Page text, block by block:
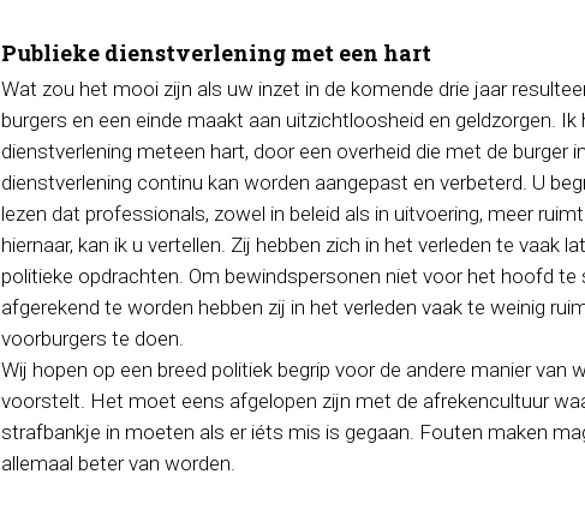
Publieke dienstverlening met een hart
Wat zou het mooi zijn als uw inzet in de komende drie jaar
burgers en een einde maakt aan uitzichtloosheid en geldzorgen. Ik
dienstverlening meteen hart, door een overheid die met de burger
dienstverlening continu kan worden aangepast en verbeterd. U
lezen dat professionals, zowel in beleid als in uitvoering, meer
hiernaar, kan ik u vertellen. Zij hebben zich in het verleden te vaak
politieke opdrachten. Om bewindspersonen niet voor het hoofd
afgerekend te worden hebben zij in het verleden vaak te weinig
voorburgers te doen.
Wij hopen op een breed politiek begrip voor de andere manier van
voorstelt. Het moet eens afgelopen zijn met de afrekencultuur
strafbankje in moeten als er iéts mis is gegaan. Fouten maken
allemaal beter van worden.